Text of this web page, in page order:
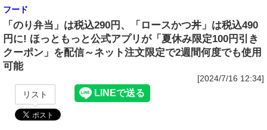
フード
「のり弁当」は税込290円、「ロースかつ丼」は税込490
円に! ほっともっと公式アプリが「夏休み限定100円引き
クーポン」を配信～ネット注文限定で2週間何度でも使用
可能
[2024/7/16 12:34]
リスト